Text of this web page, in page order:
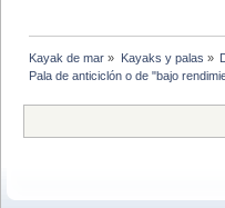
Kayak de mar » Kayaks y palas »
Pala de anticiclón o de "bajo